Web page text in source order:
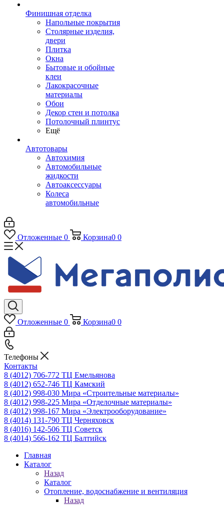
Финишная отделка
Напольные покрытия
Столярные изделия,
двери
Плитка
Окна
Бытовые и обойные
клеи
Лакокрасочные
материалы
Обои
Декор стен и потолка
Потолочный плинтус
Ещё
Автотовары
Автохимия
Автомобильные
жидкости
Автоаксессуары
Колеса
автомобильные
Отложенные 0 Корзина0 0
Отложенные 0 Корзина0 0
Телефоны
Контакты
8 (4012) 706-772 ТЦ Емельянова
8 (4012) 652-746 ТЦ Камский
8 (4012) 998-030 Мира «Строительные материалы»
8 (4012) 998-225 Мира «Отделочные материалы»
8 (4012) 998-167 Мира «Электрооборудование»
8 (4014) 131-790 ТЦ Черняховск
8 (4016) 142-506 ТЦ Советск
8 (4014) 566-162 ТЦ Балтийск
Главная
Каталог
Назад
Каталог
Отопление, водоснабжение и вентиляция
Назад